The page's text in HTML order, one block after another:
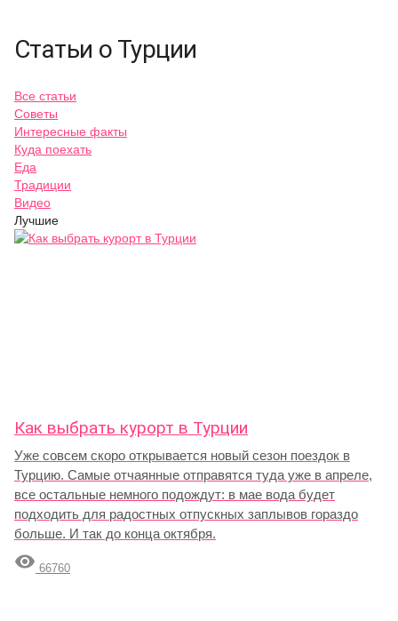
Статьи о Турции
Все статьи
Советы
Интересные факты
Куда поехать
Еда
Традиции
Видео
Лучшие
Как выбрать курорт в Турции
Уже совсем скоро открывается новый сезон поездок в
Турцию. Самые отчаянные отправятся туда уже в апреле,
все остальные немного подождут: в мае вода будет
подходить для радостных отпускных заплывов гораздо
больше. И так до конца октября.
 66760